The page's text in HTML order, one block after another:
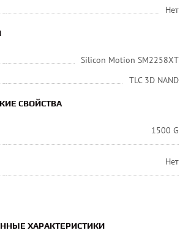
Нет
Silicon Motion SM2258XT
TLC 3D NAND
СВОЙСТВА
1500 G
Нет
ХАРАКТЕРИСТИКИ